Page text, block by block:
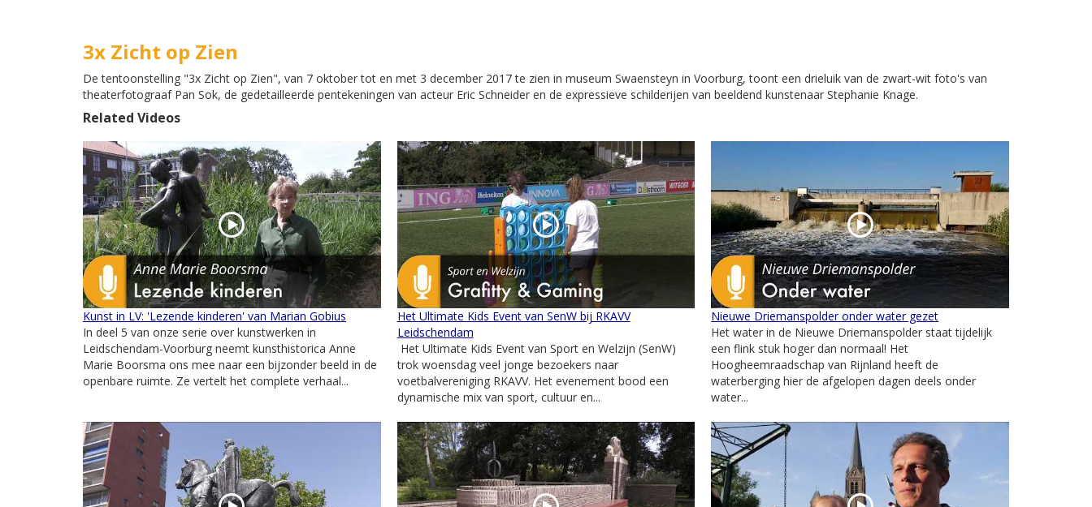
3x Zicht op Zien
De tentoonstelling "3x Zicht op Zien", van 7 oktober tot en met 3 december 2017 te zien in museum Swaensteyn in Voorburg, toont een drieluik van de zwart-wit foto's van
theaterfotograaf Pan Sok, de gedetailleerde pentekeningen van acteur Eric Schneider en de expressieve schilderijen van beeldend kunstenaar Stephanie Knage.
Related Videos
Kunst in LV: 'Lezende kinderen' van Marian Gobius
In deel 5 van onze serie over kunstwerken in
Leidschendam-Voorburg neemt kunsthistorica Anne
Marie Boorsma ons mee naar een bijzonder beeld in de
openbare ruimte. Ze vertelt het complete verhaal...
Het Ultimate Kids Event van SenW bij RKAVV
Leidschendam
Het Ultimate Kids Event van Sport en Welzijn (SenW)
trok woensdag veel jonge bezoekers naar
voetbalvereniging RKAVV. Het evenement bood een
dynamische mix van sport, cultuur en...
Nieuwe Driemanspolder onder water gezet
Het water in de Nieuwe Driemanspolder staat tijdelijk
een flink stuk hoger dan normaal! Het
Hoogheemraadschap van Rijnland heeft de
waterberging hier de afgelopen dagen deels onder
water...